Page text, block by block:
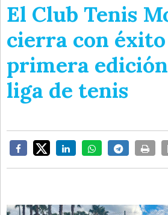
El Club Tenis
cierra con
primera
liga de tenis